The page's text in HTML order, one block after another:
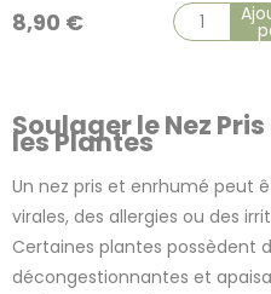
Soulager le Nez
les Plantes
Un nez pris et enrhumé peut
virales, des allergies ou des
Certaines plantes possèdent
décongestionnantes et
8,90 €